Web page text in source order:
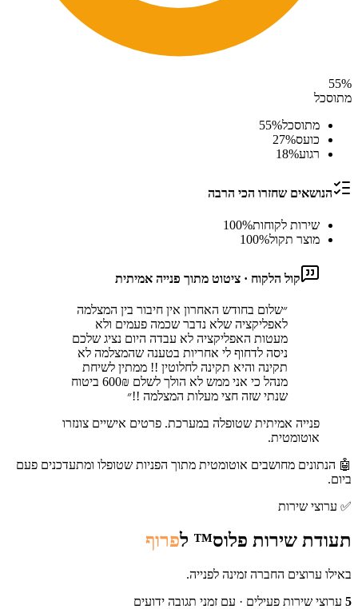
55%
מתוסכל
מתוסכל
55%
כועס
27%
רגוע
18%
הנושאים שחזרו הכי הרבה
שירות לקוחות 100%
מוצר תקול
100%
קול הלקוח · ציטוט מתוך פנייה אמיתית
״שלום בחודש האחרון אין חיבור בין המצלמה
לאפליקציה שלא נדבר שכמה פעמים ולא
מעטות האפליקציה לא עבדה היום נציג שלכם
ניסה לדחוף לי אחריות בטענה שהמצלמה לא
תקינה והיא תקינה לחלוטין !! ממתין לשיחת
מנהל כי אני ממש לא הולך לשלם 600₪ ביטוח
שנתי שזה חצי מעלות המצלמה !!״
פנייה אמיתית שטופלה במערכת. פרטים אישיים צונזרו
אוטומטית.
🤖 הנתונים מחושבים אוטומטית מתוך הפניות שטופלו ומתעדכנים פעם
ביום.
✅ ערוצי שירות
תעודת שירות פלוס™ לפרוף
באילו ערוצים החברה זמינה לפנייה.
5 ערוצי שירות פעילים · עם זמני תגובה ידועים